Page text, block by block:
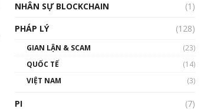
01:34:46
NHÂN SỰ BLOCKCHAIN
(1)
PHÁP LÝ
(128)
GIAN LẬN & SCAM
(23)
QUỐC TẾ
(14)
VIỆT NAM
(3)
PI (7)